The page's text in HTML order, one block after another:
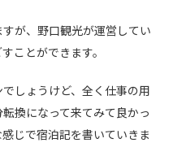
が、野口観光が運営してい
ことができます。
しょうけど、全く仕事の用
換になって来てみて良かっ
じで宿泊記を書いていきま